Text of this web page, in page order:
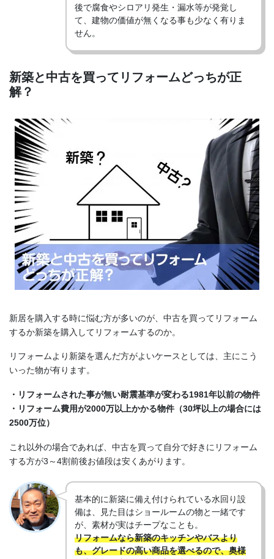
後で腐食やシロアリ発生・漏水等が発覚し
て、建物の価値が無くなる事も少なく有りま
せん。
新築と中古を買ってリフォームどっちが正
解？
新居を購入する時に悩む方が多いのが、中古を買ってリフォーム
するか新築を購入してリフォームするのか。
リフォームより新築を選んだ方がよいケースとしては、主にこう
いった物が有ります。
・リフォームされた事が無い耐震基準が変わる1981年以前の物件
・リフォーム費用が2000万以上かかる物件（30坪以上の場合には
2500万位）
これ以外の場合であれば、中古を買って自分で好きにリフォーム
する方が3～4割前後お値段は安くあがります。
基本的に新築に備え付けられている水回り設
備は、見た目はショールームの物と一緒です
が、素材が実はチープなことも。
リフォームなら新築のキッチンやバスより
も、グレードの高い商品を選べるので、奥様